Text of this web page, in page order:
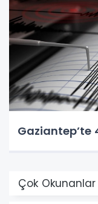
Gaziantep’te
Çok Okunanlar